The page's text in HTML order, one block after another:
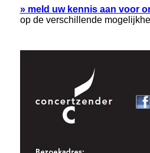
» meld uw kennis aan voor
op de verschillende